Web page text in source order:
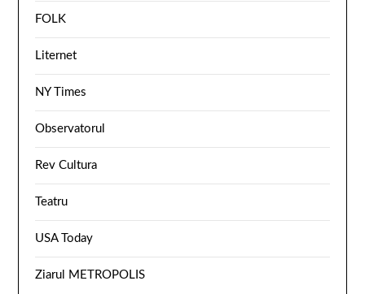
FOLK
Liternet
NY Times
Observatorul
Rev Cultura
Teatru
USA Today
Ziarul METROPOLIS